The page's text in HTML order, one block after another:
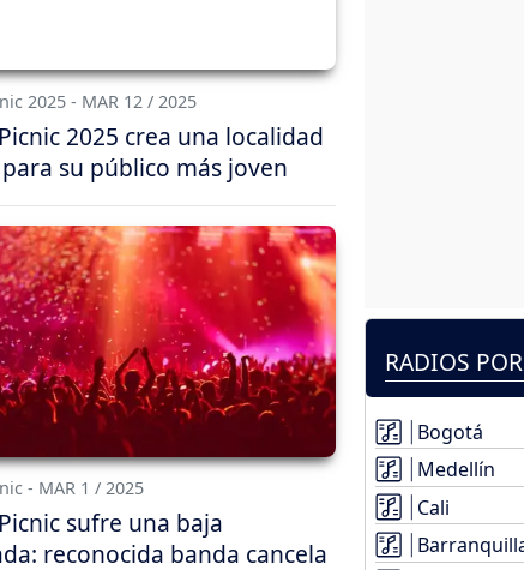
2025 - MAR 12 / 2025
2025 crea una localidad
su público más joven
- MAR 1 / 2025
sufre una baja
reconocida banda cancela
RADIOS
Bogotá
Medellín
Cali